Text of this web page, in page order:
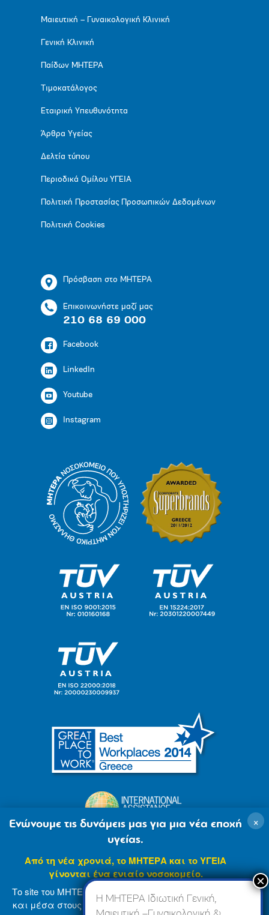
Μαιευτική – Γυναικολογική Κλινική
Γενική Κλινική
Παίδων ΜΗΤΕΡΑ
Τιμοκατάλογος
Εταιρική Υπευθυνότητα
Άρθρα Υγείας
Δελτία τύπου
Περιοδικά Ομίλου ΥΓΕΙΑ
Πολιτική Προστασίας Προσωπικών Δεδομένων
Πολιτική Cookies
Πρόσβαση στο ΜΗΤΕΡΑ
Επικοινωνήστε μαζί μας
210 68 69 000
Facebook
LinkedIn
Youtube
Instagram
Η ΜΗΤΕΡΑ Ιδιωτική Γενική,
×
Ενώνουμε τις δυνάμεις μας για μια νέα εποχή
υγείας.
Από τη νέα χρονιά, το ΜΗΤΕΡΑ και το ΥΓΕΙΑ
γίνονται ένα ενιαίο νοσοκομείο.
Το site του ΜΗΤΕΡΑ βρίσκεται σε φάση ανανέωσης
και μέσα στους επόμενους μήνες θα ενσωματωθεί